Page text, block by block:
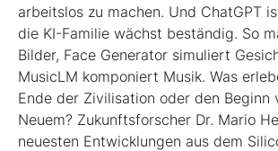
arbeitslos zu machen. Und ChatGPT
die KI-Familie wächst beständig. So
Bilder, Face Generator simuliert
MusicLM komponiert Musik. Was
Ende der Zivilisation oder den Beginn
Neuem? Zukunftsforscher Dr. Mario
neuesten Entwicklungen aus dem